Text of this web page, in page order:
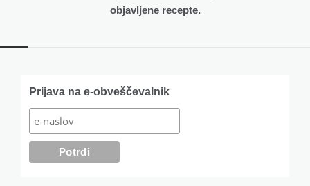
objavljene recepte.
WidgetsPrijava na e-obveščevalnik